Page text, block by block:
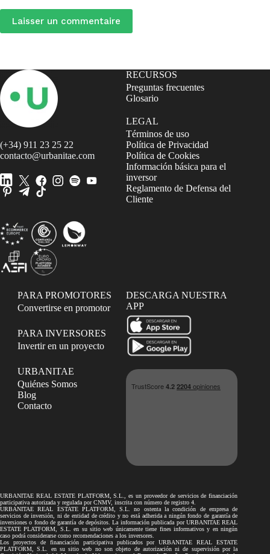
Laisser un commentaire
(+34) 911 23 25 22
contacto@urbanitae.com
RECURSOS
Preguntas frecuentes
Glosario
LEGAL
Términos de uso
Política de Privacidad
Política de Cookies
Información básica para el
inversor
Reglamento de Defensa del
Cliente
PARA PROMOTORES
Convertirse en promotor
PARA INVERSORES
Invertir en un proyecto
URBANITAE
Quiénes Somos
Blog
Contacto
DESCARGA NUESTRA
APP
URBANITAE REAL ESTATE PLATFORM, S.L., es un proveedor de servicios de financiación
participativa autorizada y regulada por CNMV, inscrita con número de registro 4.
URBANITAE REAL ESTATE PLATFORM, S.L. no ostenta la condición de empresa de
servicios de inversión, ni de entidad de crédito y no está adherida a ningún fondo de garantía de
inversiones o fondo de garantía de depósitos. La información publicada por URBANITAE REAL
ESTATE PLATFORM, S.L. en su sitio web únicamente tiene fines informativos y en ningún
caso podrá considerarse como recomendaciones a los inversores.
Los proyectos de financiación participativa publicados por URBANITAE REAL ESTATE
PLATFORM, S.L. en su sitio web no son objeto de autorización ni de supervisión por la